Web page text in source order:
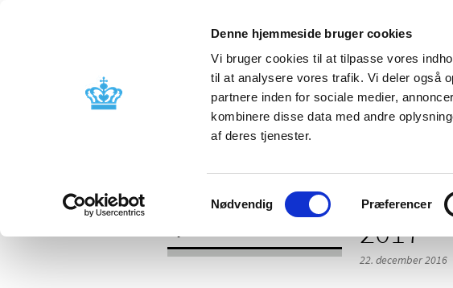
Denne hjemmeside bruger cookies
Vi bruger cookies til at tilpasse vores
til at analysere vores trafik. Vi deler også
partnere inden for sociale medier,
kombinere disse data med andre
af deres tjenester.
Samtykkevalg
Nødvendig Præferencer
Godkendelse og
Bivirkninger og
produktinformation
2017
22. december 2016